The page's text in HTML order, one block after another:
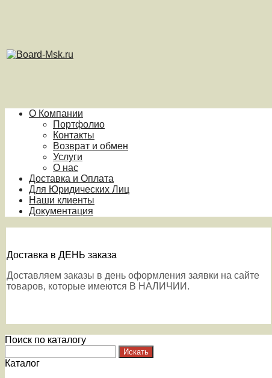
О Компании
Портфолио
Контакты
Возврат и обмен
Услуги
О нас
Доставка и Оплата
Для Юридических Лиц
Наши клиенты
Документация
Доставка в ДЕНЬ заказа
Доставляем заказы в день оформления заявки на сайте
товаров, которые имеются В НАЛИЧИИ.
Поиск по каталогу
Каталог